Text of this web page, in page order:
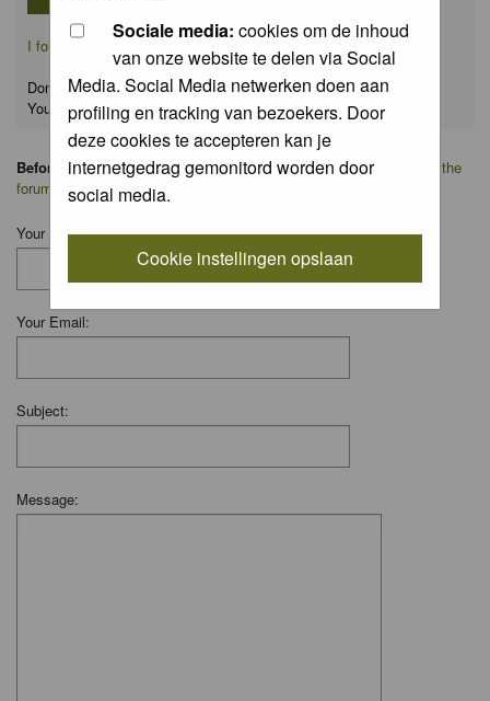
Sociale media: cookies om de inhoud
van onze website te delen via Social
Media. Social Media netwerken doen aan
profiling en tracking van bezoekers. Door
deze cookies te accepteren kan je
internetgedrag gemonitord worden door
social media.
Cookie instellingen opslaan
I forgot my password
Don't have an account yet?
You canregisterfor FREE
Before you ask your question:pleaseread the FAQor search on the
forum
first.
Your Name:
Your Email:
Subject:
Message: